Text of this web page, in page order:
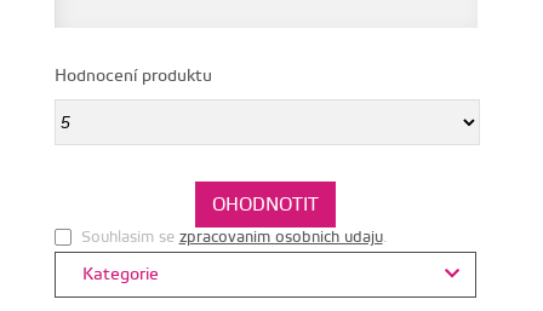
Hodnocení produktu
Souhlasim se zpracovanim osobnich udaju.
Kategorie